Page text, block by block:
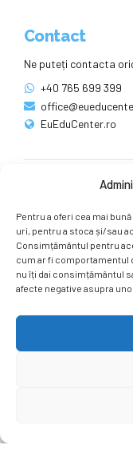
Pentru a oferi cea mai
uri, pentru a stoca și/sau
Consimțământul pentru
cum ar fi comportamentul
nu îți dai consimțământul
afecte negative asupra
Contact
Ne puteți contacta
+40 765 699 399
EuEduCenter.ro
Ne puteți găsi și pe